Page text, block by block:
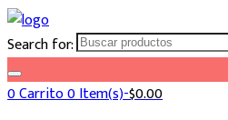
Search for:
0Carrito0 Item(s)-$0.00